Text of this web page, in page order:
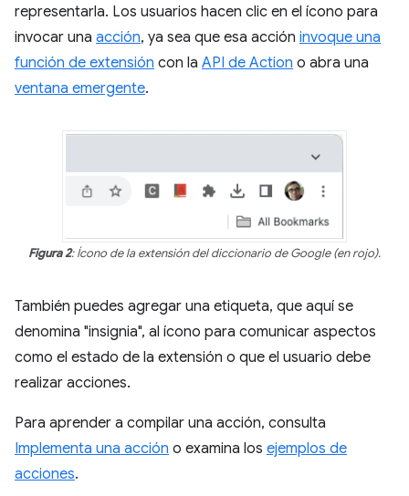
representarla. Los usuarios hacen clic en el ícono para
invocar una acción, ya sea que esa acción invoque una
función de extensión con la API de Action o abra una
ventana emergente.
Figura 2: Ícono de la extensión del diccionario de Google (en rojo).
También puedes agregar una etiqueta, que aquí se
denomina "insignia", al ícono para comunicar aspectos
como el estado de la extensión o que el usuario debe
realizar acciones.
Para aprender a compilar una acción, consulta
Implementa una acción o examina los ejemplos de
acciones.